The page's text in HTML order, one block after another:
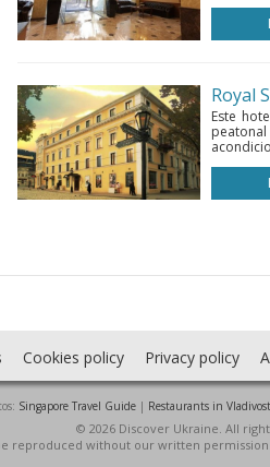
Royal
Este
Cookies policy Privacy policy
Singapore Travel Guide| Restaurants in
© 2026 Discover Ukraine. All
reproduced without our written